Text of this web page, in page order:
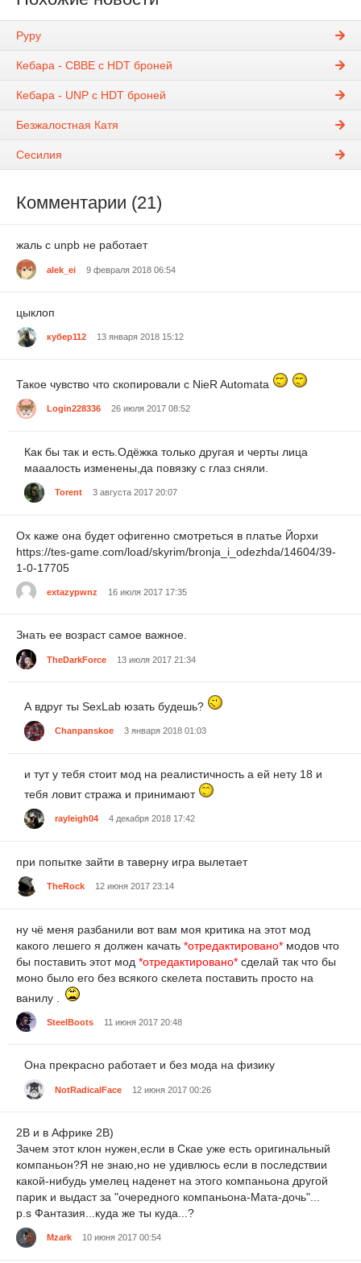
Руру
Кебара - CBBE с HDT броней
Кебара - UNP с HDT броней
Безжалостная Катя
Сесилия
Комментарии (21)
жаль с unpb не работает
alek_ei 9 февраля 2018 06:54
цыклоп
кубер112 13 января 2018 15:12
Такое чувство что скопировали с NieR Automata
Login228336 26 июля 2017 08:52
Как бы так и есть.Одёжка только другая и черты лица
мааалость изменены,да повязку с глаз сняли.
Torent 3 августа 2017 20:07
Ох каже она будет офигенно смотреться в платье Йорхи
https://tes-game.com/load/skyrim/bronja_i_odezhda/14604/39-
1-0-17705
extazypwnz 16 июля 2017 17:35
Знать ее возраст самое важное.
TheDarkForce 13 июля 2017 21:34
А вдруг ты SexLab юзать будешь?
Chanpanskoe 3 января 2018 01:03
и тут у тебя стоит мод на реалистичность а ей нету 18 и
тебя ловит стража и принимают
rayleigh04 4 декабря 2018 17:42
при попытке зайти в таверну игра вылетает
TheRоck 12 июня 2017 23:14
ну чё меня разбанили вот вам моя критика на этот мод
какого лешего я должен качать *отредактировано* модов что
бы поставить этот мод *отредактировано* сделай так что бы
моно было его без всякого скелета поставить просто на
ванилу .
SteelBoots 11 июня 2017 20:48
Она прекрасно работает и без мода на физику
NotRadicalFace 12 июня 2017 00:26
2В и в Африке 2В)
Зачем этот клон нужен,если в Скае уже есть оригинальный
компаньон?Я не знаю,но не удивлюсь если в последствии
какой-нибудь умелец наденет на этого компаньона другой
парик и выдаст за "очередного компаньона-Мата-дочь"...
p.s Фантазия...куда же ты куда...?
Mzark 10 июня 2017 00:54